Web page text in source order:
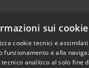
sui cookie
cookie tecnici e
funzionamento e alla
tecnico analitico al solo fine